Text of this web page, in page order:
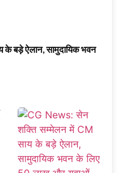
बड़े ऐलान, सामुदायिक भवन